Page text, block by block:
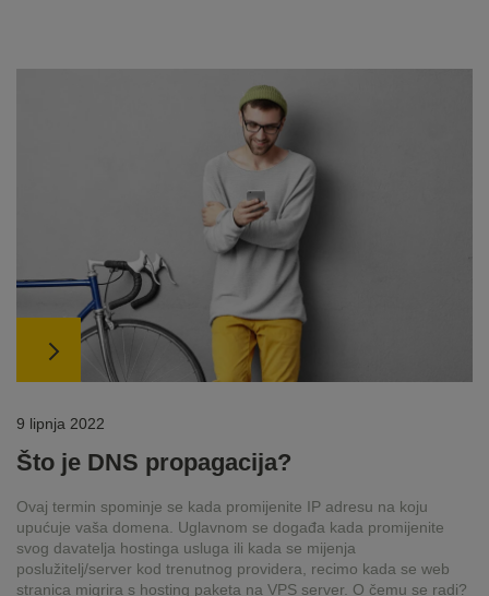
9 lipnja 2022
Što je DNS propagacija?
Ovaj termin spominje se kada promijenite IP adresu na koju
upućuje vaša domena. Uglavnom se događa kada promijenite
svog davatelja hostinga usluga ili kada se mijenja
poslužitelj/server kod trenutnog providera, recimo kada se web
stranica migrira s hosting paketa na VPS server. O čemu se radi?